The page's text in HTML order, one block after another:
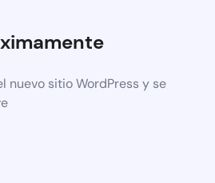
nuevo sitio WordPress y se